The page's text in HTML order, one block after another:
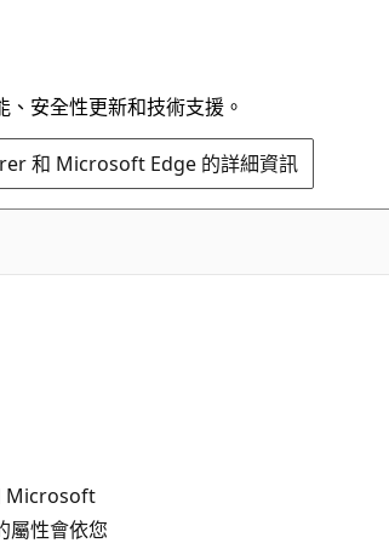
安全性更新和技術支援。
和 Microsoft Edge 的詳細資訊
Microsoft
屬性會依您